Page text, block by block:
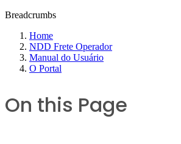
Breadcrumbs
Home
NDD Frete Operador
Manual do Usuário
O Portal
On this Page